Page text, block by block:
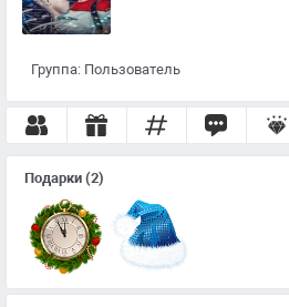
Группа: Пользователь
Подарки (2)